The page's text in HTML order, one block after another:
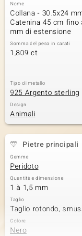
Nome
Collana - 30.5x24
Catenina 45 cm fino
mm di estensione
Somma del peso in carati
1,809 ct
Tipo di metallo
925 Argento sterling
Design
Animali
Pietre principali
Gemme
Peridoto
Quantità e dimensione
1 à 1,5 mm
Taglio
Taglio rotondo,
Colore
Nero